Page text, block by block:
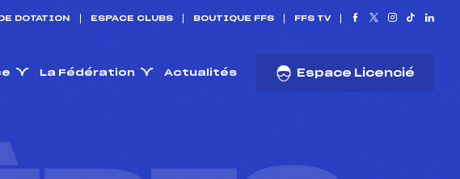
DOTATION ESPACE CLUBS BOUTIQUE FFS FFS TV
La Fédération Actualités Espace Licencié